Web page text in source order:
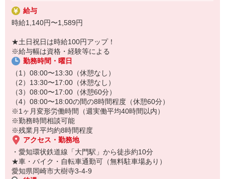
ら喜んでいただけるだろう」他職種で連携しながら創意工夫し支援
していきます。感謝の言葉を直接いただけたり、信頼関係を築いて
いくことができます。日勤のみで働け介護度も比較的高くないた
給与
時給1,140円〜1,589円
★土日祝日は時給100円アップ！
※給与幅は資格・経験等による
勤務時間・曜日
（1）08:00〜13:30（休憩なし）
（2）13:30〜17:00（休憩なし）
（3）08:00〜17:00（休憩60分）
（4）08:00〜18:00の間の8時間程度（休憩60分）
※1ヶ月変形労働時間（週実働平均40時間以内）
※勤務時間相談可能
※残業月平均約8時間程度
アクセス・勤務地
・愛知環状鉄道線「大門駅」から徒歩約10分
★車・バイク・自転車通勤可（無料駐車場あり）
愛知県岡崎市大樹寺3-4-9